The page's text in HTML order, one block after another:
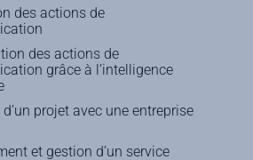
des actions de
des actions de
grâce à l’intelligence
projet avec une entreprise
et gestion d’un service